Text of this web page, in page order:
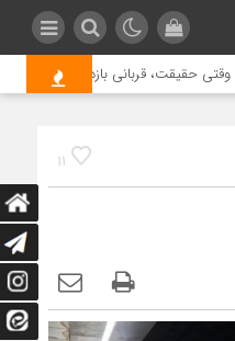
وقتی حقیقت، قربانی بازدید بیشتر
11